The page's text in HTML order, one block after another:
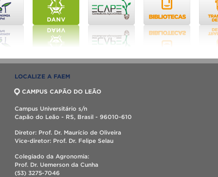
LOCALIZE A FAEM
CAMPUS CAPÃO DO LEÃO
Campus Universitário s/n
Capão do Leão - RS, Brasil - 96010-610
Diretor: Prof. Dr. Maurício de Oliveira
Vice-diretor: Prof. Dr. Felipe Selau
Colegiado da Agronomia:
Prof. Dr. Uemerson da Cunha
(53) 3275-7046